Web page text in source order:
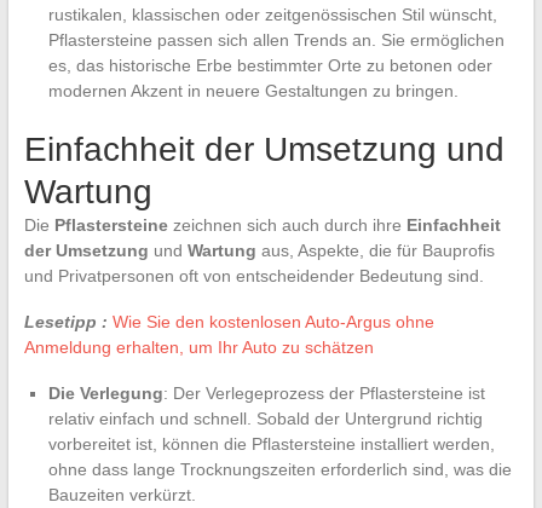
rustikalen, klassischen oder zeitgenössischen Stil wünscht,
Pflastersteine passen sich allen Trends an. Sie ermöglichen
es, das historische Erbe bestimmter Orte zu betonen oder
modernen Akzent in neuere Gestaltungen zu bringen.
Einfachheit der Umsetzung und
Wartung
Die Pflastersteinezeichnen sich auch durch ihre Einfachheit
der Umsetzung und Wartung aus, Aspekte, die für Bauprofis
und Privatpersonen oft von entscheidender Bedeutung sind.
Lesetipp : Wie Sie den kostenlosen Auto-Argus ohne
Anmeldung erhalten, um Ihr Auto zu schätzen
Die Verlegung: Der Verlegeprozess der Pflastersteine ist
relativ einfach und schnell. Sobald der Untergrund richtig
vorbereitet ist, können die Pflastersteine installiert werden,
ohne dass lange Trocknungszeiten erforderlich sind, was die
Bauzeiten verkürzt.